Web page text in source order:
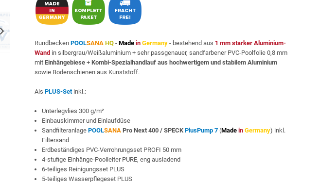
RundbeckenPOOLSANA HQ -Made in Germany - bestehend aus 1 mm starker Aluminium-
Wand in silbergrau/Weißaluminium + sehr passgenauer, sandfarbener PVC-Poolfolie 0,8 mm
mitEinhängebiese +Kombi-Spezialhandlauf aus hochwertigem und stabilem Aluminium
sowie Bodenschienen aus Kunststoff.
AlsPLUS-Setinkl.:
Unterlegvlies 300 g/m²
Einbauskimmer und Einlaufdüse
SandfilteranlagePOOLSANA Pro Next 400 / SPECK PlusPump 7 (Made in Germany) inkl.
Filtersand
Erdbeständiges PVC-Verrohrungsset PROFI 50 mm
4-stufige Einhänge-Poolleiter PURE, eng ausladend
6-teiliges Reinigungsset PLUS
5-teiliges Wasserpflegeset PLUS